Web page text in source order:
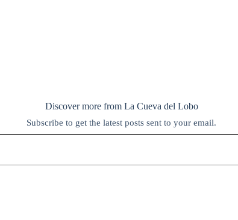
Discover more from La Cueva del Lobo
Subscribe to get the latest posts sent to your email.